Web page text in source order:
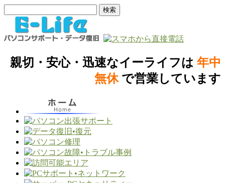
親切・安心・迅速なイーライフは 年中
無休で営業しています